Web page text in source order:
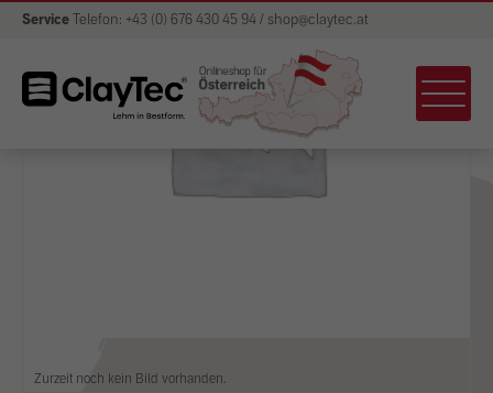
Service Telefon: +43 (0) 676 430 45 94 / shop@claytec.at
Zurzeit noch kein Bild vorhanden.